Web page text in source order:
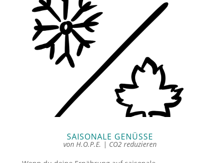
SAISONALE GENÜSSE
von H.O.P.E. | CO2 reduzieren